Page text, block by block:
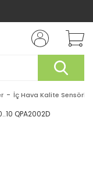
İç Hava Kalite Sensörleri